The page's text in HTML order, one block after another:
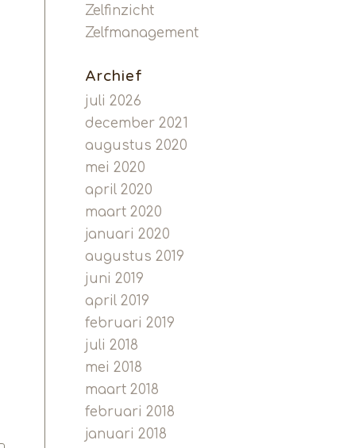
Zelfinzicht
Zelfmanagement
Archief
juli 2026
december 2021
augustus 2020
mei 2020
april 2020
maart 2020
januari 2020
augustus 2019
juni 2019
april 2019
februari 2019
juli 2018
mei 2018
maart 2018
februari 2018
januari 2018